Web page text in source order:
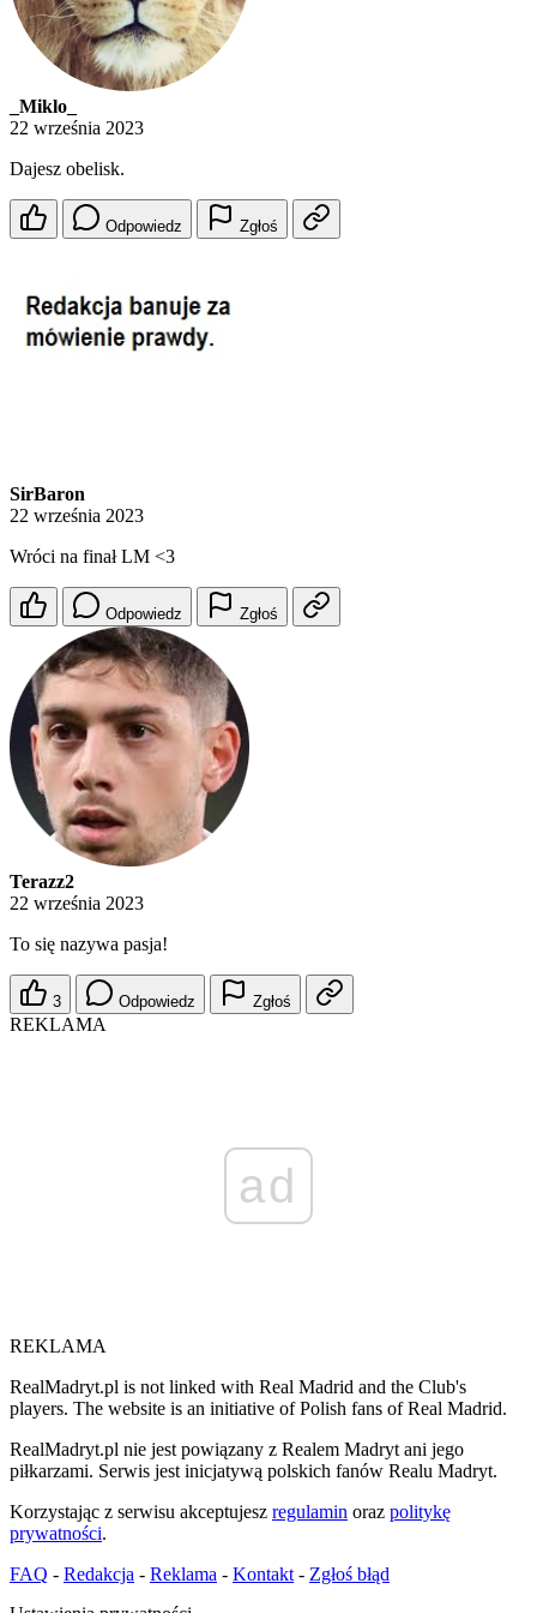
_Miklo_
22 września 2023
Dajesz obelisk.
Odpowiedz Zgłoś
SirBaron
22 września 2023
Wróci na finał LM <3
Odpowiedz Zgłoś
Terazz2
22 września 2023
To się nazywa pasja!
3 Odpowiedz Zgłoś
REKLAMA
ad
REKLAMA
RealMadryt.pl is not linked with Real Madrid and the Club's
players. The website is an initiative of Polish fans of Real Madrid.
RealMadryt.pl nie jest powiązany z Realem Madryt ani jego
piłkarzami. Serwis jest inicjatywą polskich fanów Realu Madryt.
Korzystając z serwisu akceptujesz regulamin oraz politykę
prywatności.
FAQ - Redakcja - Reklama - Kontakt - Zgłoś błąd